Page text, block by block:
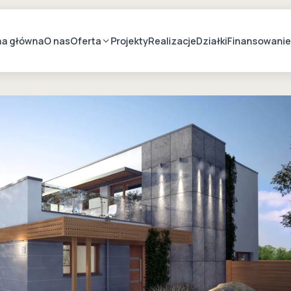
głównaO nasOferta ProjektyRealizacjeDziałkiFinansowanie